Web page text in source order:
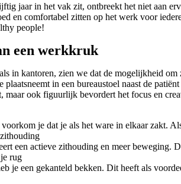
jaar in het vak zit, ontbreekt het niet aan
en comfortabel zitten op het werk voor
people!
een werkkruk
in kantoren, zien we dat de mogelijkheid
plaatsneemt in een bureaustoel naast de
maar ook figuurlijk bevordert het focus en
je dat je als het ware in elkaar zakt.
een actieve zithouding en meer beweging.
rug
je een gekanteld bekken. Dit heeft als